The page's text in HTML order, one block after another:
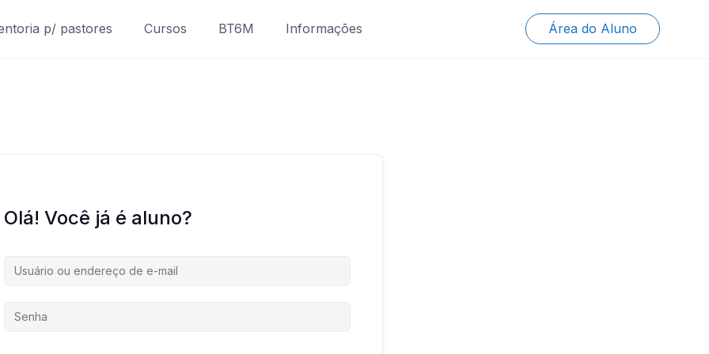
p/ pastores Cursos BT6M Informações Área do Aluno
Olá! Você já é aluno?